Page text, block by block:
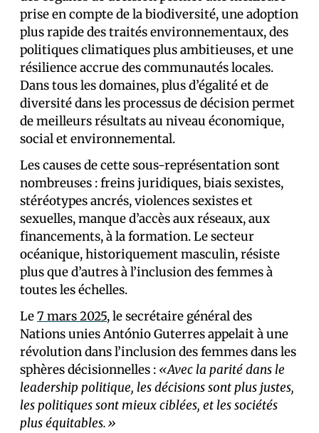
prise en compte de la biodiversité, une adoption
plus rapide des traités environnementaux, des
politiques climatiques plus ambitieuses, et une
résilience accrue des communautés locales.
Dans tous les domaines, plus d’égalité et de
diversité dans les processus de décision permet
de meilleurs résultats au niveau économique,
social et environnemental.
Les causes de cette sous-représentation sont
nombreuses : freins juridiques, biais sexistes,
stéréotypes ancrés, violences sexistes et
sexuelles, manque d’accès aux réseaux, aux
financements, à la formation. Le secteur
océanique, historiquement masculin, résiste
plus que d’autres à l’inclusion des femmes à
toutes les échelles.
Le7 mars 2025, le secrétaire général des
Nations unies António Guterres appelait à une
révolution dans l’inclusion des femmes dans les
sphères décisionnelles : «Avec la parité dans le
leadership politique, les décisions sont plus justes,
les politiques sont mieux ciblées, et les sociétés
plus équitables.»